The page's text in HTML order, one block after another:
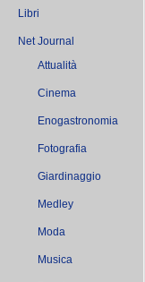
Libri
Net Journal
Attualità
Cinema
Enogastronomia
Fotografia
Giardinaggio
Medley
Moda
Musica